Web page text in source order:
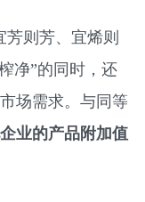
则芳、宜烯则
净”的同时，还
场需求。与同等
业的产品附加值